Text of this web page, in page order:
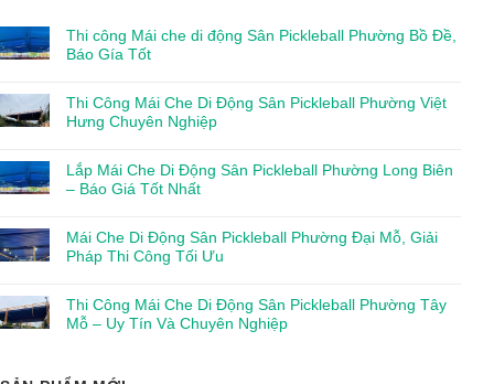
Thi công Mái che di động Sân Pickleball Phường Bồ Đề,
Báo Gía Tốt
Thi Công Mái Che Di Động Sân Pickleball Phường Việt
Hưng Chuyên Nghiệp
Lắp Mái Che Di Động Sân Pickleball Phường Long Biên
– Báo Giá Tốt Nhất
Mái Che Di Động Sân Pickleball Phường Đại Mỗ, Giải
Pháp Thi Công Tối Ưu
Thi Công Mái Che Di Động Sân Pickleball Phường Tây
Mỗ – Uy Tín Và Chuyên Nghiệp